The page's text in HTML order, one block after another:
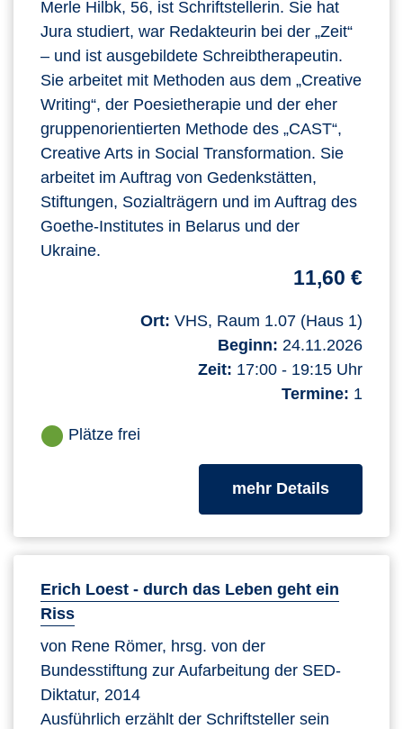
Merle Hilbk, 56, ist Schriftstellerin. Sie hat
Jura studiert, war Redakteurin bei der „Zeit“
– und ist ausgebildete Schreibtherapeutin.
Sie arbeitet mit Methoden aus dem „Creative
Writing“, der Poesietherapie und der eher
gruppenorientierten Methode des „CAST“,
Creative Arts in Social Transformation. Sie
arbeitet im Auftrag von Gedenkstätten,
Stiftungen, Sozialträgern und im Auftrag des
Goethe-Institutes in Belarus und der
Ukraine.
11,60 €
Ort: VHS, Raum 1.07 (Haus 1)
Beginn: 24.11.2026
Zeit: 17:00 - 19:15 Uhr
Termine: 1
Plätze frei
mehr Detailszum
Erich Loest - durch das Leben geht ein
Riss
von Rene Römer, hrsg. von der
Bundesstiftung zur Aufarbeitung der SED-
Diktatur, 2014
Ausführlich erzählt der Schriftsteller sein